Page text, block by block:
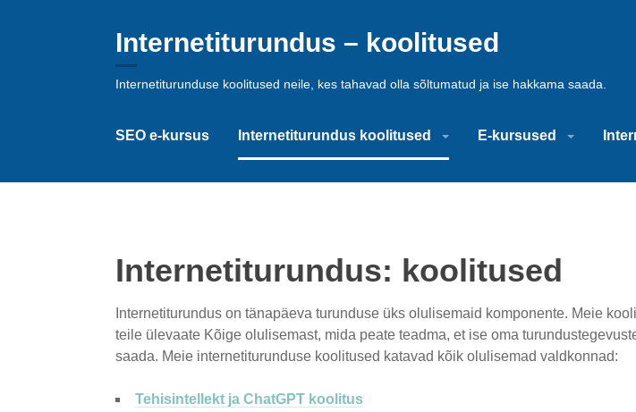
Internetiturundus – koolitused
Internetiturunduse koolitused neile, kes tahavad olla sõltumatud ja ise hakkama saada.
SEO e-kursus Internetiturundus koolitused E-kursused
Internetiturundus: koolitused
Internetiturundus on tänapäeva turunduse üks olulisemaid komponente. Meie
teile ülevaate Kõige olulisemast, mida peate teadma, et ise oma
saada. Meie internetiturunduse koolitused katavad kõik olulisemad valdkonnad:
Tehisintellekt ja ChatGPT koolitus